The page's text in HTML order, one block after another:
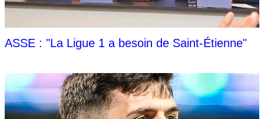
ASSE : "La Ligue 1 a besoin de Saint-Étienne"